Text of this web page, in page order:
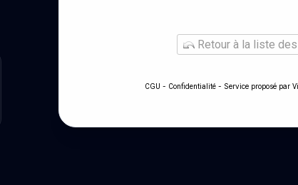
Retour à la liste
CGU - Confidentialité - Service proposé par